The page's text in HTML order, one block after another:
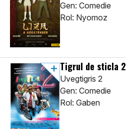
Gen: Comedie
Rol: Nyomoz
Tigrul de sticla 2
Uvegtigris 2
Gen: Comedie
Rol: Gaben